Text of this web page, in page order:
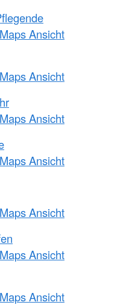
Ansicht
Ansicht
Ansicht
Ansicht
Ansicht
Ansicht
Ansicht